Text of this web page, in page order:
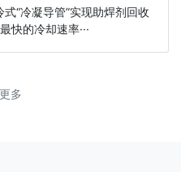
“冷凝导管”实现助焊剂回收
快的冷却速率···
多